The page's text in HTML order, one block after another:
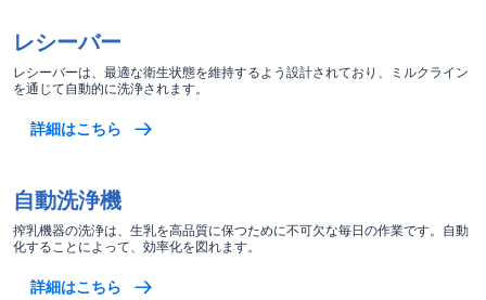
レシーバー
レシーバーは、最適な衛生状態を維持するよう設計されており、ミルクライン
を通じて自動的に洗浄されます。
詳細はこちら
自動洗浄機
搾乳機器の洗浄は、生乳を高品質に保つために不可欠な毎日の作業です。自動
化することによって、効率化を図れます。
詳細はこちら